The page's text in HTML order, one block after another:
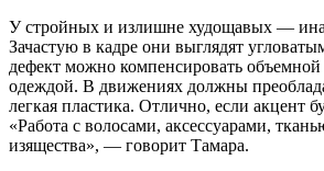
У стройных и излишне худощавых —
Зачастую в кадре они выглядят
дефект можно компенсировать
одеждой. В движениях должны
легкая пластика. Отлично, если акцент
«Работа с волосами, аксессуарами,
изящества», — говорит Тамара.